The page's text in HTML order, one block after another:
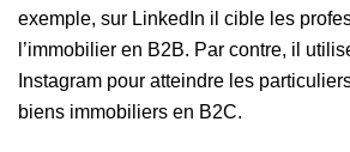
exemple, sur LinkedIn il cible les
l’immobilier en B2B. Par contre, il
Instagram pour atteindre les
biens immobiliers en B2C.